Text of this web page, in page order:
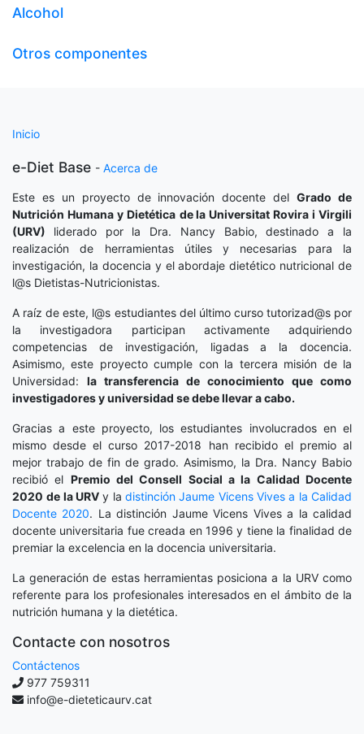
Alcohol
Otros componentes
Inicio
e-Diet Base - Acerca de
Este es un proyecto de innovación docente delGrado de
Nutrición Humana y Dietética de la Universitat Rovira i Virgili
(URV) liderado por la Dra. Nancy Babio, destinado a la
realización de herramientas útiles y necesarias para la
investigación, la docencia y el abordaje dietético nutricional de
l@s Dietistas-Nutricionistas.
A raíz de este, l@s estudiantes del último curso tutorizad@s por
la investigadora participan activamente adquiriendo
competencias de investigación, ligadas a la docencia.
Asimismo, este proyecto cumple con la tercera misión de la
Universidad: la transferencia de conocimiento que como
investigadores y universidad se debe llevar a cabo.
Gracias a este proyecto, los estudiantes involucrados en el
mismo desde el curso 2017-2018 han recibido el premio al
mejor trabajo de fin de grado. Asimismo, la Dra. Nancy Babio
recibió el Premio del Consell Social a la Calidad Docente
2020 de la URV y ladistinción Jaume Vicens Vives a la Calidad
Docente 2020. La distinción Jaume Vicens Vives a la calidad
docente universitaria fue creada en 1996 y tiene la finalidad de
premiar la excelencia en la docencia universitaria.
La generación de estas herramientas posiciona a la URV como
referente para los profesionales interesados en el ámbito de la
nutrición humana y la dietética.
Contacte con nosotros
Contáctenos
977 759311
info@e-dieteticaurv.cat